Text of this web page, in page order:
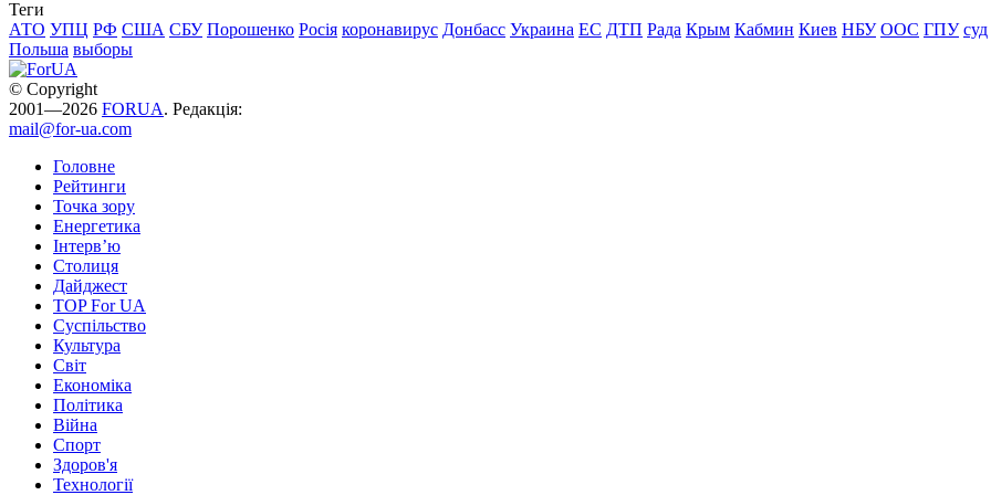
Теги
АТО УПЦ РФ США СБУ Порошенко Росія коронавирус Донбасс Украина ЕС ДТП Рада Крым Кабмин Киев НБУ ООС ГПУ суд
Польша выборы
© Copyright
2001—2026 FORUA. Редакція:
mail@for-ua.com
Головне
Рейтинги
Точка зору
Енергетика
Інтерв’ю
Столиця
Дайджест
TOP For UA
Суспiльство
Культура
Світ
Економіка
Політика
Війна
Спорт
Здоров'я
Технології